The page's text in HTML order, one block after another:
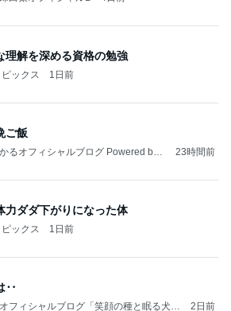
理解を深める資格の勉強
ックス 1日前
ご飯
るオフィシャルブログ Powered by
23時間前
力ダダ下がりになった体
ックス 1日前
‥
フィシャルブログ「笑顔の種と眠る犬」 2日前